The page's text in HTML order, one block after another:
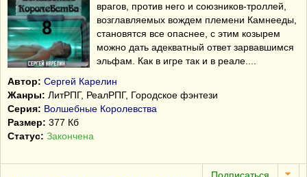
врагов, против него и союзников-троллей,
возглавляемых вождем племени Камнееды,
становятся все опаснее, с этим козырем
можно дать адекватный ответ зарвавшимся
эльфам. Как в игре так и в реале....
Автор: Сергей Карелин
Жанры: ЛитРПГ, РеалРПГ, Городское фэнтези
Серия: Волшебные Королевства
Размер: 377 Кб
Статус: Закончена